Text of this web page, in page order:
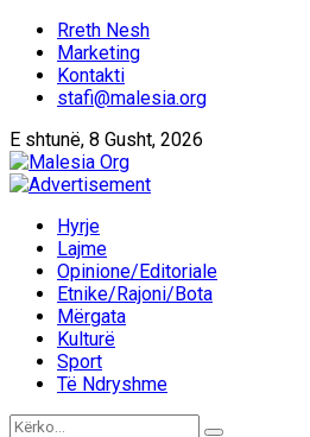
Rreth Nesh
Marketing
Kontakti
stafi@malesia.org
E shtunë, 8 Gusht, 2026
Hyrje
Lajme
Opinione/Editoriale
Etnike/Rajoni/Bota
Mërgata
Kulturë
Sport
Të Ndryshme